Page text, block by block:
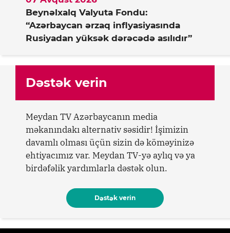
Beynəlxalq Valyuta Fondu:
“Azərbaycan ərzaq inflyasiyasında
Rusiyadan yüksək dərəcədə asılıdır”
Dəstək verin
Meydan TV Azərbaycanın media
məkanındakı alternativ səsidir! İşimizin
davamlı olması üçün sizin də köməyinizə
ehtiyacımız var. Meydan TV-yə aylıq və ya
birdəfəlik yardımlarla dəstək olun.
Dəstək verin